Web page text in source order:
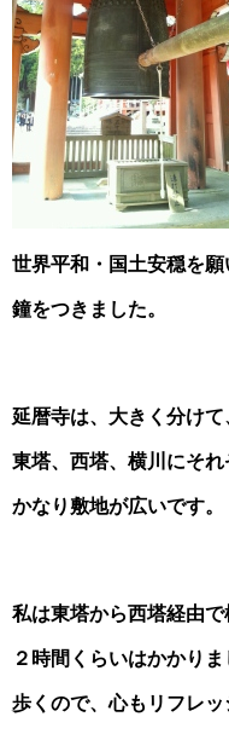
世界平和・国土安穏を願
鐘をつきました。
延暦寺は、大きく分けて
東塔、西塔、横川にそれ
かなり敷地が広いです。
私は東塔から西塔経由で
２時間くらいはかかり
歩くので、心もリフレッ